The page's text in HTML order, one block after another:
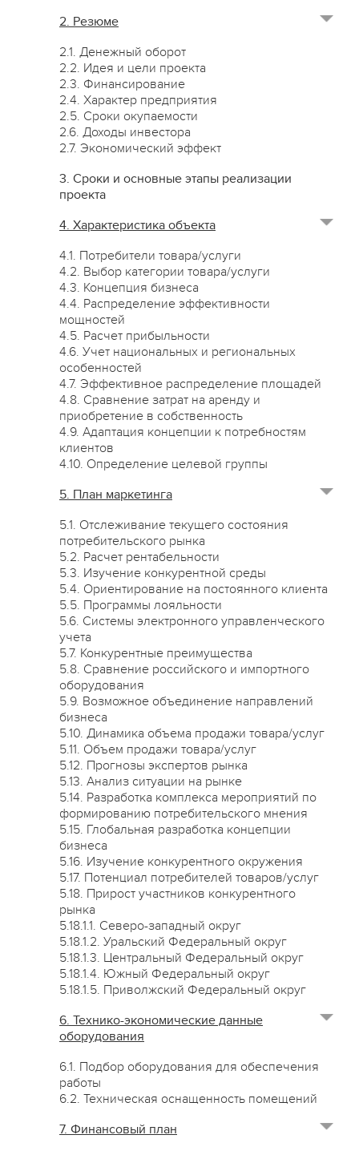
2. Резюме
2.1. Денежный оборот
2.2. Идея и цели проекта
2.3. Финансирование
2.4. Характер предприятия
2.5. Сроки окупаемости
2.6. Доходы инвестора
2.7. Экономический эффект
3. Сроки и основные этапы реализации
проекта
4. Характеристика объекта
4.1. Потребители товара/услуги
4.2. Выбор категории товара/услуги
4.3. Концепция бизнеса
4.4. Распределение эффективности
мощностей
4.5. Расчет прибыльности
4.6. Учет национальных и региональных
особенностей
4.7. Эффективное распределение площадей
4.8. Сравнение затрат на аренду и
приобретение в собственность
4.9. Адаптация концепции к потребностям
клиентов
4.10. Определение целевой группы
5. План маркетинга
5.1. Отслеживание текущего состояния
потребительского рынка
5.2. Расчет рентабельности
5.3. Изучение конкурентной среды
5.4. Ориентирование на постоянного клиента
5.5. Программы лояльности
5.6. Системы электронного управленческого
учета
5.7. Конкурентные преимущества
5.8. Сравнение российского и импортного
оборудования
5.9. Возможное объединение направлений
бизнеса
5.10. Динамика объема продажи товара/услуг
5.11. Объем продажи товара/услуг
5.12. Прогнозы экспертов рынка
5.13. Анализ ситуации на рынке
5.14. Разработка комплекса мероприятий по
формированию потребительского мнения
5.15. Глобальная разработка концепции
бизнеса
5.16. Изучение конкурентного окружения
5.17. Потенциал потребителей товаров/услуг
5.18. Прирост участников конкурентного
рынка
5.18.1.1. Северо-западный округ
5.18.1.2. Уральский Федеральный округ
5.18.1.3. Центральный Федеральный округ
5.18.1.4. Южный Федеральный округ
5.18.1.5. Приволжский Федеральный округ
6. Технико-экономические данные
оборудования
6.1. Подбор оборудования для обеспечения
работы
6.2. Техническая оснащенность помещений
7. Финансовый план